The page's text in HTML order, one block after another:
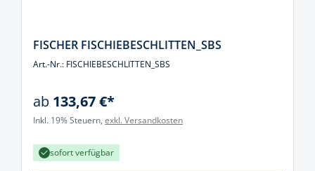
FISCHER FISCHIEBESCHLITTEN_SBS
Art.-Nr.: FISCHIEBESCHLITTEN_SBS
ab 133,67 €*
Inkl. 19% Steuern, exkl. Versandkosten
sofort verfügbar